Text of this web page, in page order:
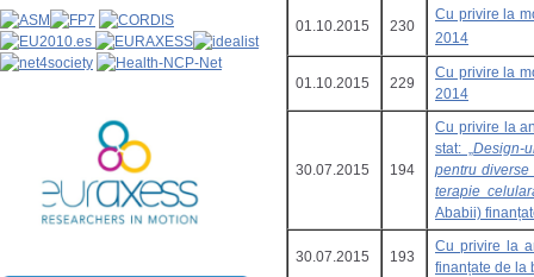
01.10.2015 230
Cu privire la
2014
01.10.2015 229
Cu privire la
2014
30.07.2015 194
Cu privire la
stat: „Design-
pentru
terapie
Ababii)
30.07.2015 193
Cu privire la
finanțate de la